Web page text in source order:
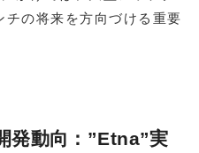
チの将来を方向づける重要
発動向：”Etna”実